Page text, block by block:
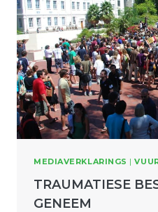
MEDIAVERKLARINGS |
TRAUMATIESE
GENEEM